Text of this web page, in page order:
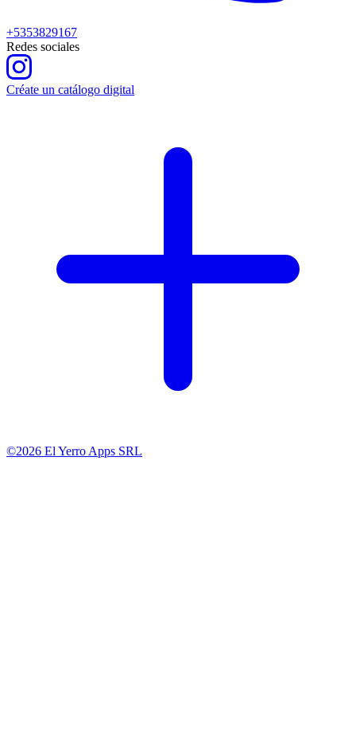
+5353829167
Redes sociales
Créate un catálogo digital
©2026 El Yerro Apps SRL